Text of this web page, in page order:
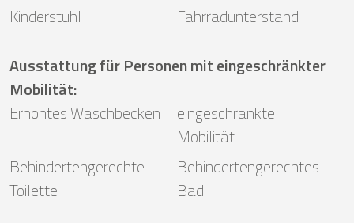
Kinderstuhl
Fahrradunterstand
Ausstattung für Personen mit eingeschränkter
Mobilität:
Erhöhtes Waschbecken
eingeschränkte
Mobilität
Behindertengerechte
Toilette
Behindertengerechtes
Bad